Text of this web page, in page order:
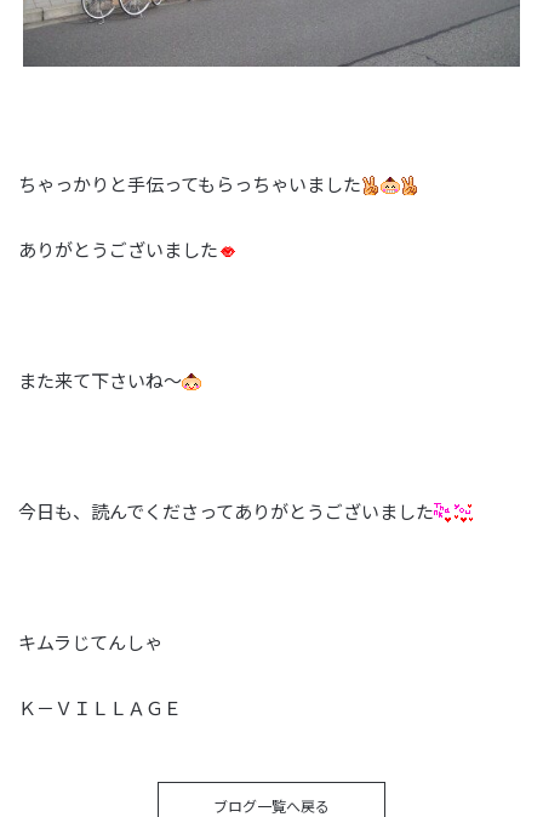
ちゃっかりと手伝ってもらっちゃいました
ありがとうございました
また来て下さいね～
今日も、読んでくださってありがとうございました
キムラじてんしゃ
Ｋ－ＶＩＬＬＡＧＥ
ブログ一覧へ戻る